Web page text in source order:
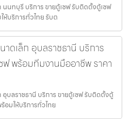
นนทบุรี บริการ ขายตู้เซฟ รับติดตั้งตู้เซฟ
บริการทั่วไทย รับต
ดเล็ก อุบลราชธานี บริการ
ฟ พร้อมทีมงานมืออาชีพ ราคา
บลราชธานี บริการ ขายตู้เซฟ รับติดตั้งตู้
อมให้บริการทั่วไทย